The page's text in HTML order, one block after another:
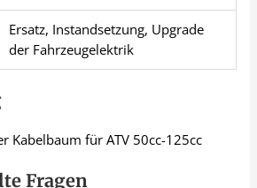
Ersatz, Instandsetzung, Upgrade
der Fahrzeugelektrik
Kabelbaum für ATV 50cc-125cc
Fragen